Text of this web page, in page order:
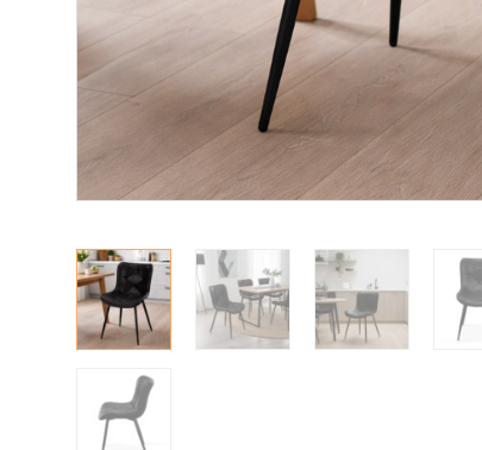
Valaisimet
Vuodesohvat
Senioreille
Oma tili| Yhteystiedot|Ostoskori